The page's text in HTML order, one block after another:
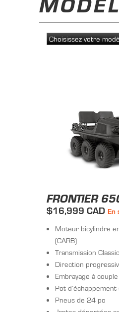
FRONTIER
$16,999 CAD En
Moteur bicylindre
(CARB)
Transmission
Direction
Embrayage à
Pot
Pneus de 24 po